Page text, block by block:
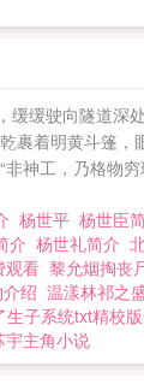
缓缓驶向隧
着明黄斗篷
神工，乃格物
杨世平 杨世臣
介 杨世礼简介
观看 黎允烟掏丧
绍 温漾林祁之
子系统txt精校
宇主角小说